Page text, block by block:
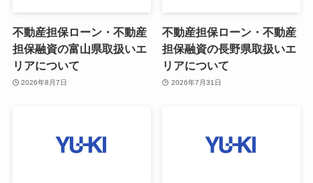
不動産担保ローン・不動産
担保融資の富山県取扱いエ
リアについて
2026年8月7日
不動産担保ローン・不動産
担保融資の長野県取扱いエ
リアについて
2026年7月31日